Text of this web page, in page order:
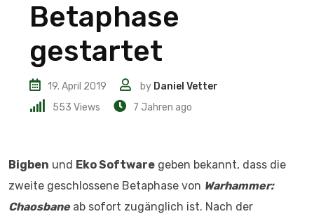
Betaphase
gestartet
19. April 2019 by Daniel Vetter
553 Views 7 Jahren ago
Bigben und Eko Software geben bekannt, dass die
zweite geschlossene Betaphase von Warhammer:
Chaosbaneab sofort zugänglich ist. Nach der